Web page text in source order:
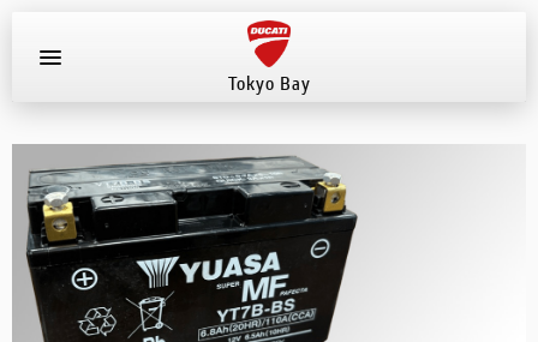
Tokyo Bay
店舗へ電話する
047-307-1098
お知らせ
新車
中古車